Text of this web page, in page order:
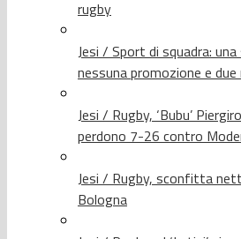
rugby
Jesi / Sport di squadra:
nessuna promozione e
Jesi / Rugby, ‘Bubu’
perdono 7-26 contro
Jesi / Rugby, sconfitta
Bologna